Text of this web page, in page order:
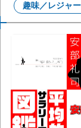
趣味／レジャー